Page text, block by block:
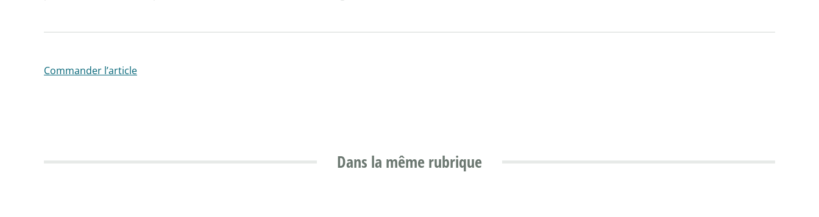
Commander l’article
Dans la même rubrique